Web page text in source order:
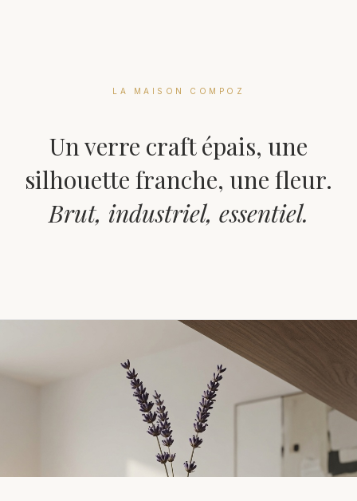
LA MAISON COMPOZ
Un verre craft épais, une
silhouette franche, une fleur.
Brut, industriel, essentiel.